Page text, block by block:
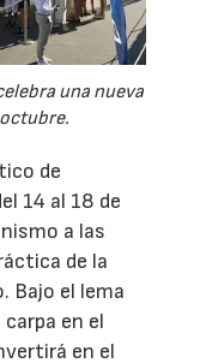
una nueva
de
14 al 18 de
a las
de la
Bajo el lema
carpa en el
en el